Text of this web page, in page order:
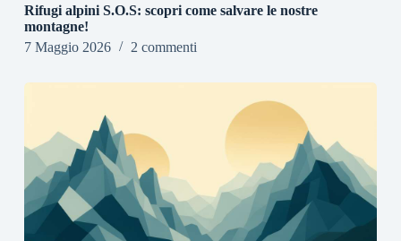
Rifugi alpini S.O.S: scopri come salvare le nostre
montagne!
7 Maggio 2026
2 commenti